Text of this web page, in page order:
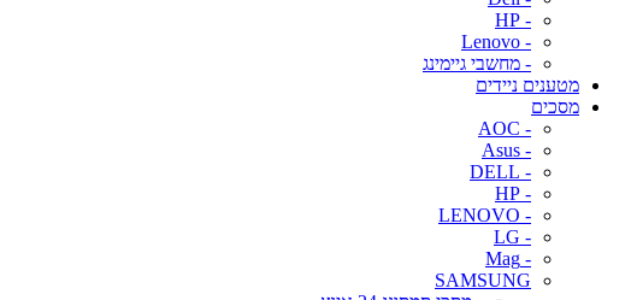
- HP
- Lenovo
- מחשבי גיימינג
מטענים ניידים
מסכים
- AOC
- Asus
- DELL
- HP
- LENOVO
- LG
- Mag
SAMSUNG